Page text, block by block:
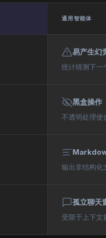
通用智能体
易产生幻
统计猜测下一
黑盒操作
不透明处理使
输出非结构化
孤立聊天
受限于上下文